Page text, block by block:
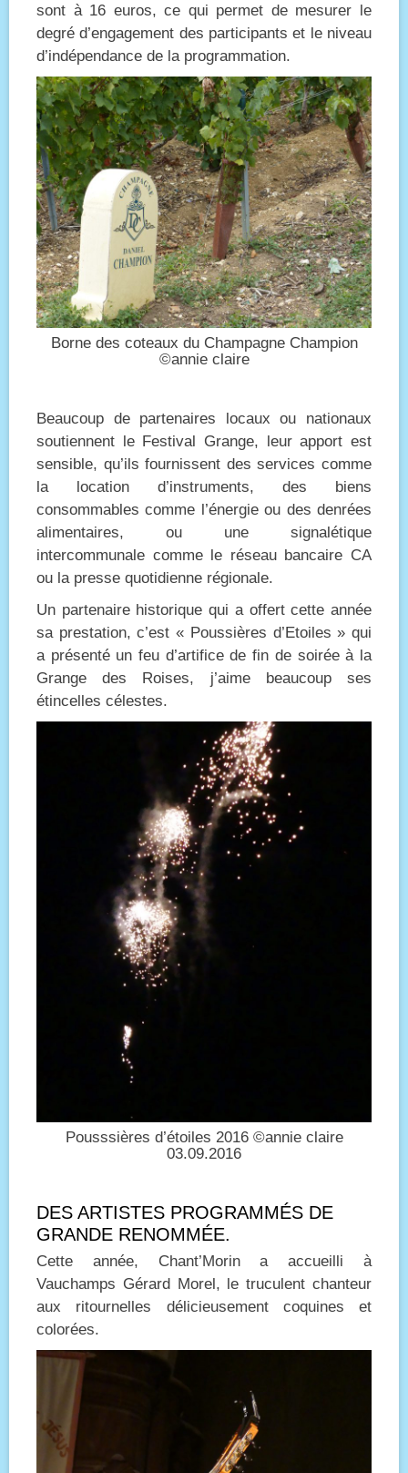
sont à 16 euros, ce qui permet de mesurer le
degré d’engagement des participants et le niveau
d’indépendance de la programmation.
Borne des coteaux du Champagne Champion
©annie claire
Beaucoup de partenaires locaux ou nationaux
soutiennent le Festival Grange, leur apport est
sensible, qu’ils fournissent des services comme
la location d’instruments, des biens
consommables comme l’énergie ou des denrées
alimentaires, ou une signalétique
intercommunale comme le réseau bancaire CA
ou la presse quotidienne régionale.
Un partenaire historique qui a offert cette année
sa prestation, c’est « Poussières d’Etoiles » qui
a présenté un feu d’artifice de fin de soirée à la
Grange des Roises, j’aime beaucoup ses
étincelles célestes.
Pousssières d’étoiles 2016 ©annie claire
03.09.2016
DES ARTISTES PROGRAMMÉS DE
GRANDE RENOMMÉE.
Cette année, Chant’Morin a accueilli à
Vauchamps Gérard Morel, le truculent chanteur
aux ritournelles délicieusement coquines et
colorées.